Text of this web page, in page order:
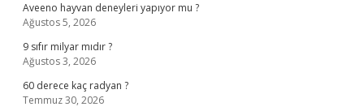
Aveeno hayvan deneyleri yapıyor mu ?
Ağustos 5, 2026
9 sıfır milyar mıdır ?
Ağustos 3, 2026
60 derece kaç radyan ?
Temmuz 30, 2026